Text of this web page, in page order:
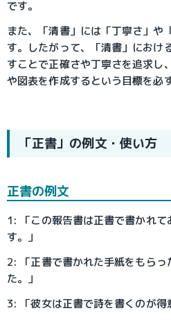
です。
また、「清書」には「丁寧さ」や
す。したがって、「清書」におけ
すことで正確さや丁寧さを追求し
や図表を作成するという目標を必
「正書」の例文・使い方
正書の例文
1: 「この報告書は正書で書かれ
す。」
2: 「正書で書かれた手紙をもらっ
た。」
3: 「彼女は正書で詩を書くのが得